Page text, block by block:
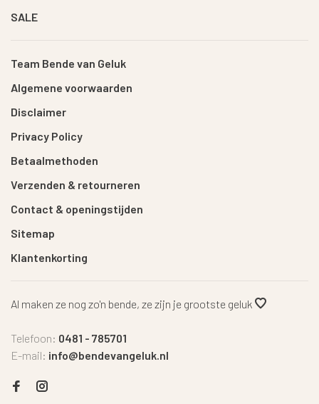
SALE
Team Bende van Geluk
Algemene voorwaarden
Disclaimer
Privacy Policy
Betaalmethoden
Verzenden & retourneren
Contact & openingstijden
Sitemap
Klantenkorting
Al maken ze nog zo'n bende, ze zijn je grootste geluk
Telefoon: 0481 - 785701
E-mail: info@bendevangeluk.nl